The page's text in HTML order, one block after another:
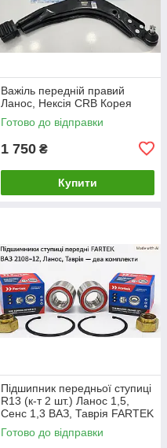
Важіль передній правий
Ланос, Нексія CRB Корея
Готово до відправки
1 750 ₴
Купити
Підшипник передньої ступиці
R13 (к-т 2 шт.) Ланос 1,5,
Сенс 1,3 ВАЗ, Таврія FARTEK
Готово до відправки